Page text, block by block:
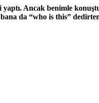
Ancak benimle
da “who is this”